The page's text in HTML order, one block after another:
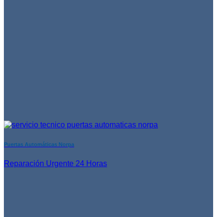
Puertas Automáticas Norpa
Reparación Urgente 24 Horas